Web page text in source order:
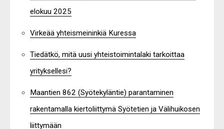
elokuu 2025
Virkeää yhteismeininkiä Kuressa
Tiedätkö, mitä uusi yhteistoimintalaki tarkoittaa
yrityksellesi?
Maantien 862 (Syötekyläntie) parantaminen
rakentamalla kiertoliittymä Syötetien ja Välihuikosen
liittymään